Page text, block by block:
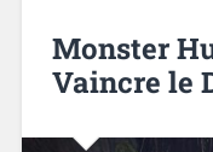
Monster
Vaincre le